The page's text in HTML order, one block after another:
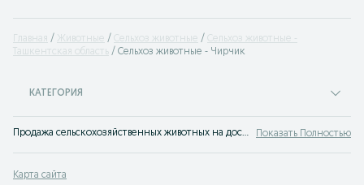
Главная Животные Сельхоз животные
Сельхоз животные -
Ташкентская область
Сельхоз животные - Чирчик
КАТЕГОРИЯ
Продажа сельскохозяйственных животных на доске объявлений OLX.uz Чирчик. Покупайте сельхоз животных недорого на OLX (ранее Torg)! Показать Полностью
Карта сайта